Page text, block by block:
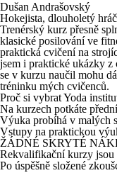
Dušan Andrašovský
Hokejista, dlouholetý
Trenérský kurz přesně
klasické posilování ve
praktická cvičení na
jsem i praktické ukázky z
se v kurzu naučil mohu
tréninku mých cvičenců.
Proč si vybrat Yoda
Na kurzech potkáte
Výuka probíhá v malých
Vstupy na praktickou
ŽÁDNÉ SKRYTÉ
Rekvalifikační kurzy
Po úspěšně složené